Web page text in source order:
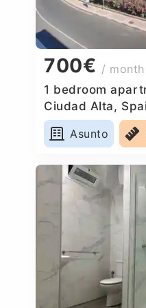
700€ / month
1 bedroom
Ciudad Alta,
Asunto